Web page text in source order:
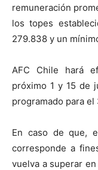
remuneración
los topes
279.838 y un
AFC Chile hará
próximo 1 y 15 de
programado para
En caso de que,
corresponde a
vuelva a superar